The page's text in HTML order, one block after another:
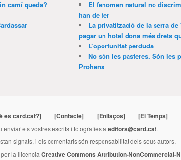
camí queda?
El fenomen natural no
han de fer
La privatització de la serra
pagar un hotel dona més drets
L’oportunitat perduda
No són les pasteres. Són les
Prohens
és card.cat?] [Contacte] [Enllaços] [El Temps]
enviar els vostres escrits i fotografies a editors@card.cat.
signats, i els comentaris són responsabilitat dels seus autors.
la llicencia Creative Commons Attribution-NonCommercial-